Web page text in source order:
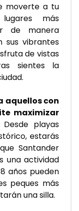
moverte a tu
más
de manera
sus vibrantes
de vistas
sientes la
aquellos con
maximizar
Desde playas
estarás
Santander
una actividad
años pueden
peques más
una silla.